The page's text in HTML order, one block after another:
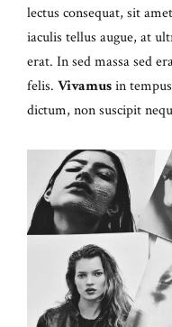
lectus consequat, sit
iaculis tellus augue, at
erat. In sed massa sed
felis. Vivamusin
dictum, non suscipit